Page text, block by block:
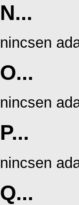
N...
nincsen
O...
nincsen
P...
nincsen
Q...